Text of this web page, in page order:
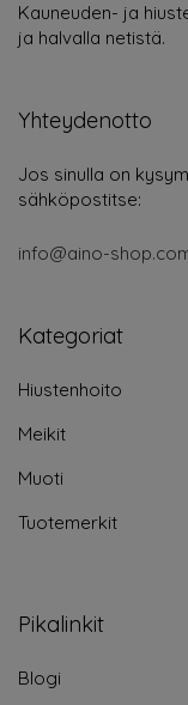
Kauneuden- ja
ja halvalla netistä.
Yhteydenotto
Jos sinulla on
sähköpostitse:
info@aino-
Kategoriat
Hiustenhoito
Meikit
Muoti
Tuotemerkit
Pikalinkit
Blogi